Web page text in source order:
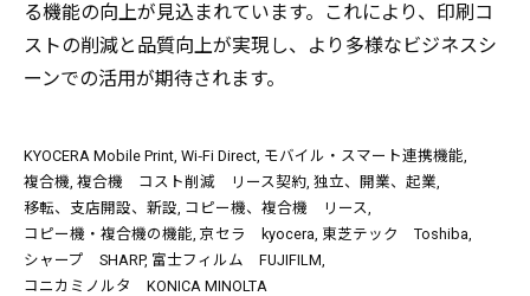
る機能の向上が見込まれています。これにより、印刷コ
ストの削減と品質向上が実現し、より多様なビジネスシ
ーンでの活用が期待されます。
KYOCERA Mobile Print Wi‑Fi Direct モバイル・スマート連携機能
複合機 複合機 コスト削減 リース契約 独立、開業、起業
移転、支店開設、新設 コピー機、複合機 リース
コピー機・複合機の機能 京セラ kyocera 東芝テック Toshiba
シャープ SHARP 富士フィルム FUJIFILM
コニカミノルタ KONICA MINOLTA